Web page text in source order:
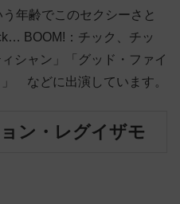
年齢でこのセクシーさと
BOOM!：チック、チッ
シャン」「グッド・ファイ
などに出演しています。
ン・レグイザモ